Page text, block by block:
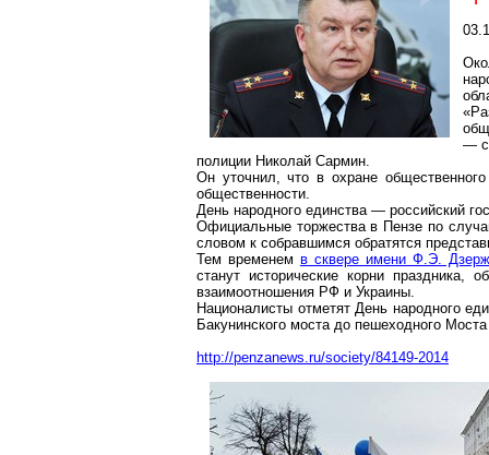
—
полиции Николай Сармин.
Он уточнил, что в охране
общественности.
День народного единства — российский
Официальные торжества в Пензе по
словом к собравшимся обратятся
Тем временем в сквере имени Ф.Э.
станут исторические корни
взаимоотношения РФ и Украины.
Националисты отметят День народного
Бакунинского моста до пешеходного
http://penzanews.ru/society/84149-2014